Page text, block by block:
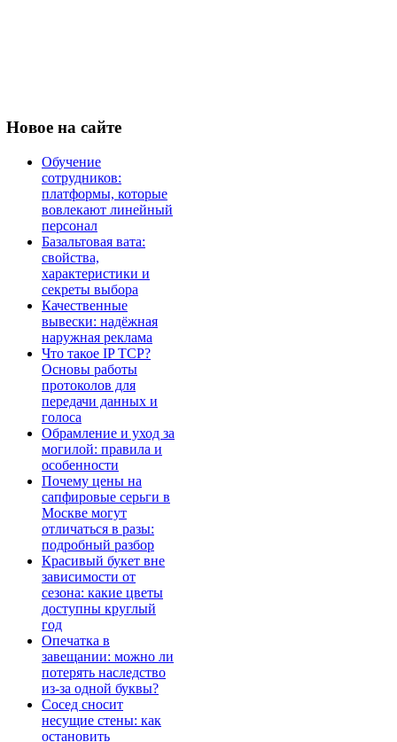
Новое на сайте
Обучение
сотрудников:
платформы, которые
вовлекают линейный
персонал
Базальтовая вата:
свойства,
характеристики и
секреты выбора
Качественные
вывески: надёжная
наружная реклама
Что такое IP TCP?
Основы работы
протоколов для
передачи данных и
голоса
Обрамление и уход за
могилой: правила и
особенности
Почему цены на
сапфировые серьги в
Москве могут
отличаться в разы:
подробный разбор
Красивый букет вне
зависимости от
сезона: какие цветы
доступны круглый
год
Опечатка в
завещании: можно ли
потерять наследство
из-за одной буквы?
Сосед сносит
несущие стены: как
остановить